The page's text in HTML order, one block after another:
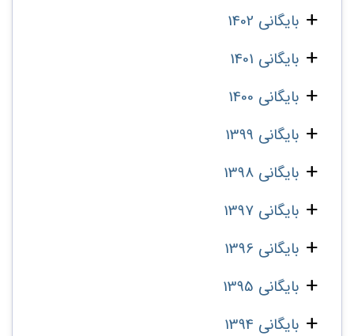
بایگانی 1402
بایگانی 1401
بایگانی 1400
بایگانی 1399
بایگانی 1398
بایگانی 1397
بایگانی 1396
بایگانی 1395
بایگانی 1394